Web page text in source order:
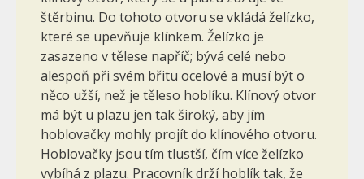
štěrbinu. Do tohoto otvoru se vkládá želízko,
které se upevňuje klínkem. Želízko je
zasazeno v tělese napříč; bývá celé nebo
alespoň při svém břitu ocelové a musí být o
něco užší, než je těleso hoblíku. Klínový otvor
má být u plazu jen tak široký, aby jím
hoblovačky mohly projít do klínového otvoru.
Hoblovačky jsou tím tlustší, čím více želízko
vybíhá z plazu. Pracovník drží hoblík tak, že